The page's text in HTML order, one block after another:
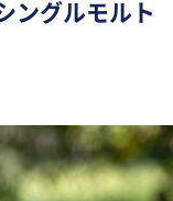
ングルモルト